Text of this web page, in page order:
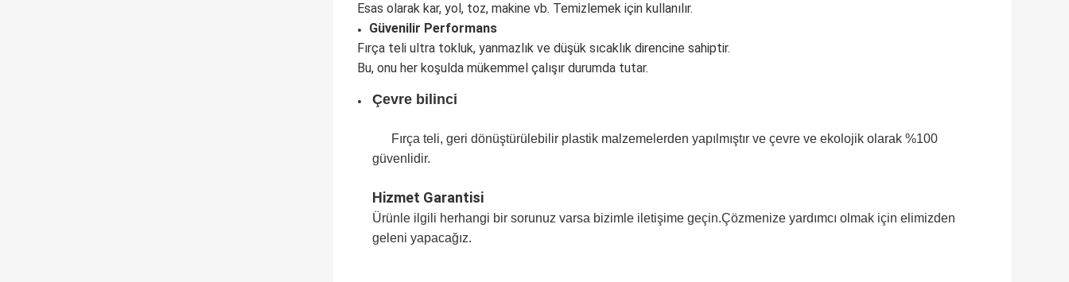
Esas olarak kar, yol, toz, makine vb. Temizlemek için kullanılır.
Güvenilir Performans
Fırça teli ultra tokluk, yanmazlık ve düşük sıcaklık direncine sahiptir.
Bu, onu her koşulda mükemmel çalışır durumda tutar.
Çevre bilinci
Fırça teli, geri dönüştürülebilir plastik malzemelerden yapılmıştır ve çevre ve ekolojik olarak %100
güvenlidir.
Hizmet Garantisi
Ürünle ilgili herhangi bir sorunuz varsa bizimle iletişime geçin.Çözmenize yardımcı olmak için elimizden
geleni yapacağız.